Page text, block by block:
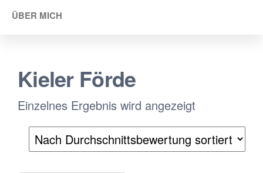
ÜBER MICH
Kieler Förde
Einzelnes Ergebnis wird angezeigt